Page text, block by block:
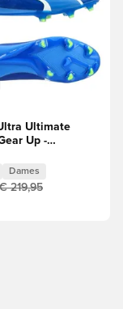
Ultimate
Up -
Dames
€ 219,95
aan te melden als